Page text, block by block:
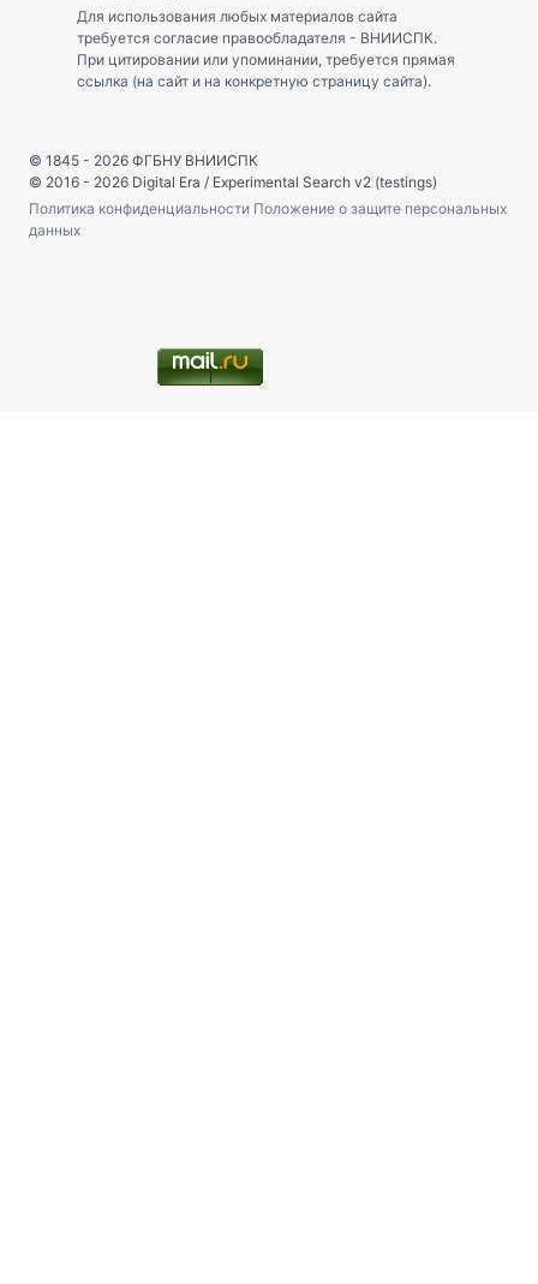
Для использования любых материалов сайта
требуется согласие правообладателя - ВНИИСПК.
При цитировании или упоминании, требуется прямая
ссылка (на сайт и на конкретную страницу сайта).
© 1845 - 2026 ФГБНУ ВНИИСПК
© 2016 - 2026 Digital Era / Experimental Search v2 (testings)
Политика конфиденциальности Положение о защите персональных
данных